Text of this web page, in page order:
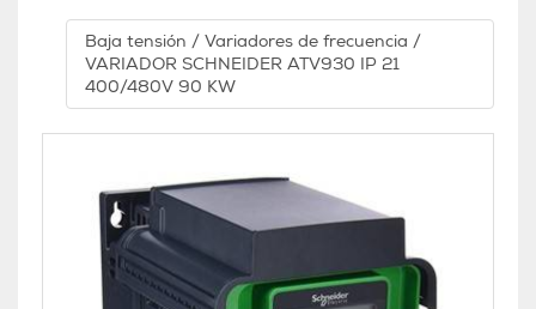
Baja tensión / Variadores de frecuencia /
VARIADOR SCHNEIDER ATV930 IP 21
400/480V 90 KW